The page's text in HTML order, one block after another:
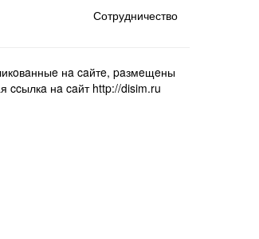
Сотрудничество
нa caйтe, paзмeщeны
ccылкa нa caйт http://disim.ru